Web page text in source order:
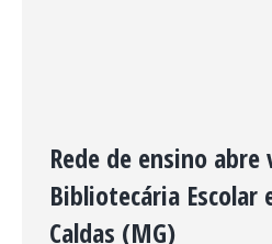
Rede de ensino abre
Bibliotecária Escolar
Caldas (MG)